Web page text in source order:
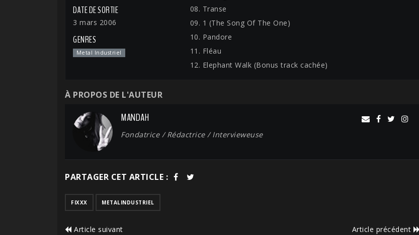
DATE DE SORTIE
3 mars 2006
GENRES
Metal Industriel
08. Transe
09. 1 (The Song Of The One)
10. Pandore
11. Fléau
12. Elephant Walk (Bonus track cachée)
À PROPOS DE L'AUTEUR
MANDAH
Fondatrice / Rédactrice / Intervieweuse
PARTAGER CET ARTICLE :
FIXXX METALINDUSTRIEL
Article suivant Article précédent